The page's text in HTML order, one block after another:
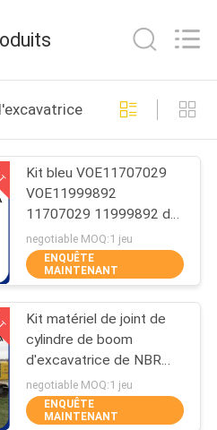
445
de
48
Kit bleu VOE11707029
VOE11999892
11707029 11999892 de
joint de cylindre
d'inclinaison de kit de
joint d'excavatrice/seau
negotiable MOQ:1 jeu
ENQUÊTE
MAINTENANT
Kit matériel de joint de
cylindre de boom
d'excavatrice de NBR
HNBR pour PC100
negotiable MOQ:1 jeu
ENQUÊTE
MAINTENANT